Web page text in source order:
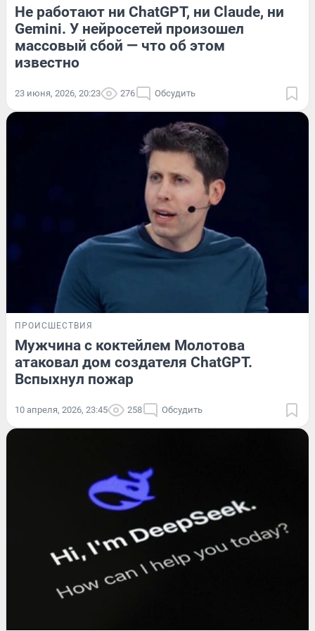
Не работают ни ChatGPT, ни Claude, ни
Gemini. У нейросетей произошел
массовый сбой — что об этом
известно
23 июня, 2026, 20:23 276 Обсудить
ПРОИСШЕСТВИЯ
Мужчина с коктейлем Молотова
атаковал дом создателя ChatGPT.
Вспыхнул пожар
10 апреля, 2026, 23:45 258 Обсудить